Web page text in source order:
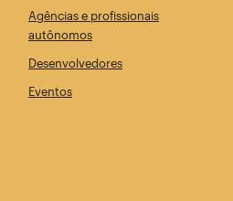
Agências e profissionais
autônomos
Desenvolvedores
Eventos